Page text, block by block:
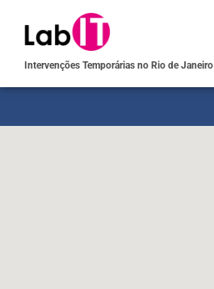
Intervenções Temporárias no Rio de Janeiro